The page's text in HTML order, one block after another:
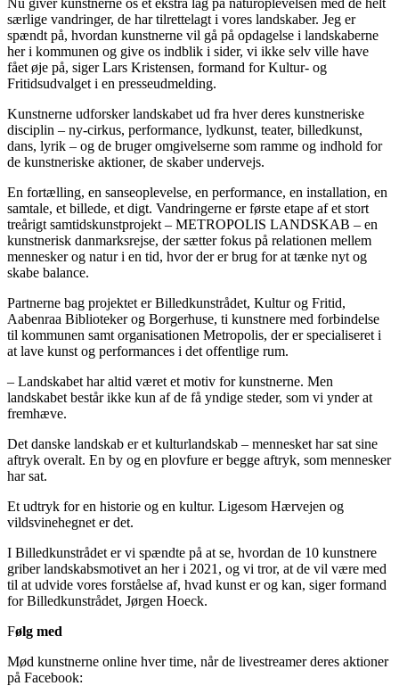
særlige vandringer, de har tilrettelagt i vores landskaber. Jeg er
spændt på, hvordan kunstnerne vil gå på opdagelse i landskaberne
her i kommunen og give os indblik i sider, vi ikke selv ville have
fået øje på, siger Lars Kristensen, formand for Kultur- og
Fritidsudvalget i en presseudmelding.
Kunstnerne udforsker landskabet ud fra hver deres kunstneriske
disciplin – ny-cirkus, performance, lydkunst, teater, billedkunst,
dans, lyrik – og de bruger omgivelserne som ramme og indhold for
de kunstneriske aktioner, de skaber undervejs.
En fortælling, en sanseoplevelse, en performance, en installation, en
samtale, et billede, et digt. Vandringerne er første etape af et stort
treårigt samtidskunstprojekt – METROPOLIS LANDSKAB – en
kunstnerisk danmarksrejse, der sætter fokus på relationen mellem
mennesker og natur i en tid, hvor der er brug for at tænke nyt og
skabe balance.
Partnerne bag projektet er Billedkunstrådet, Kultur og Fritid,
Aabenraa Biblioteker og Borgerhuse, ti kunstnere med forbindelse
til kommunen samt organisationen Metropolis, der er specialiseret i
at lave kunst og performances i det offentlige rum.
– Landskabet har altid været et motiv for kunstnerne. Men
landskabet består ikke kun af de få yndige steder, som vi ynder at
fremhæve.
Det danske landskab er et kulturlandskab – mennesket har sat sine
aftryk overalt. En by og en plovfure er begge aftryk, som mennesker
har sat.
Et udtryk for en historie og en kultur. Ligesom Hærvejen og
vildsvinehegnet er det.
I Billedkunstrådet er vi spændte på at se, hvordan de 10 kunstnere
griber landskabsmotivet an her i 2021, og vi tror, at de vil være med
til at udvide vores forståelse af, hvad kunst er og kan, siger formand
for Billedkunstrådet, Jørgen Hoeck.
Følg med
Mød kunstnerne online hver time, når de livestreamer deres aktioner
på Facebook: